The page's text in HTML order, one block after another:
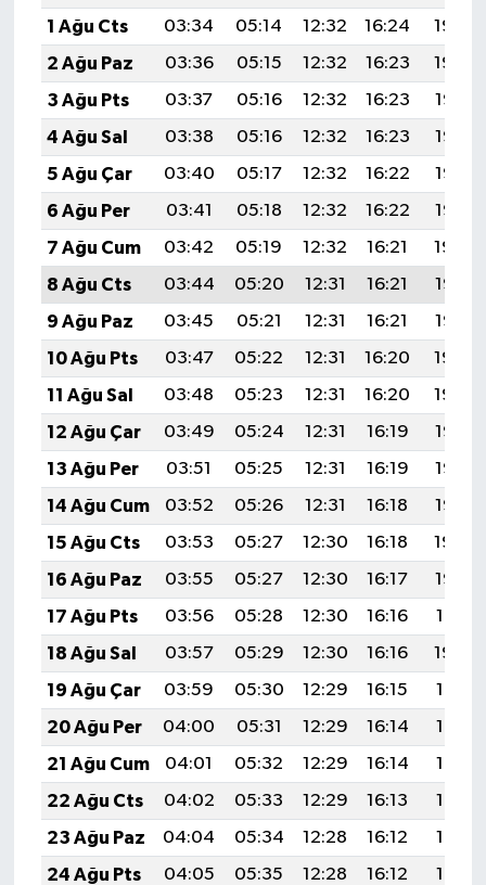
1 Ağu Cts
03:34 05:14 12:32 16:24
19:40
2 Ağu Paz
03:36 05:15 12:32 16:23
19:39
3 Ağu Pts
03:37 05:16 12:32 16:23
19:38
4 Ağu Sal
03:38 05:16 12:32 16:23
19:37
5 Ağu Çar
03:40 05:17 12:32 16:22
19:36
6 Ağu Per
03:41 05:18 12:32 16:22
19:35
7 Ağu Cum
03:42 05:19 12:32 16:21
19:34
8 Ağu Cts
03:44 05:20 12:31 16:21
19:33
9 Ağu Paz
03:45 05:21 12:31 16:21
19:32
10 Ağu Pts
03:47 05:22 12:31 16:20
19:30
11 Ağu Sal
03:48 05:23 12:31 16:20
19:29
12 Ağu Çar
03:49 05:24 12:31 16:19
19:28
13 Ağu Per
03:51 05:25 12:31 16:19
19:27
14 Ağu Cum
03:52 05:26 12:31 16:18
19:25
15 Ağu Cts
03:53 05:27 12:30 16:18
19:24
16 Ağu Paz
03:55 05:27 12:30 16:17
19:23
17 Ağu Pts
03:56 05:28 12:30 16:16
19:21
18 Ağu Sal
03:57 05:29 12:30 16:16
19:20
19 Ağu Çar
03:59 05:30 12:29 16:15
19:19
20 Ağu Per
04:00 05:31 12:29 16:14
19:17
21 Ağu Cum
04:01 05:32 12:29 16:14
19:16
22 Ağu Cts
04:02 05:33 12:29 16:13
19:15
23 Ağu Paz
04:04 05:34 12:28 16:12
19:13
24 Ağu Pts
04:05 05:35 12:28 16:12
19:12